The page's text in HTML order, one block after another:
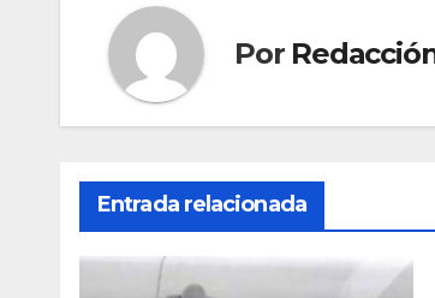
Por
Entrada relacionada